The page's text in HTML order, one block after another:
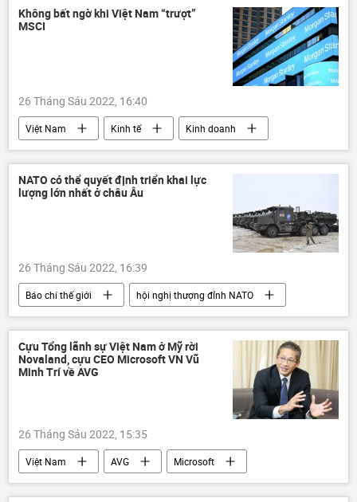
Ukraina
lực lượng vũ trang Nga
Quân sự
Không bất ngờ khi Việt Nam “trượt”
MSCI
26 Tháng Sáu 2022, 16:40
Việt Nam Kinh tế
Kinh doanh
doanh nghiệp
cổ phần hóa doanh nghiệp
đầu tư
đầu tư nước ngoài
NATO có thể quyết định triển khai lực
lượng lớn nhất ở châu Âu
26 Tháng Sáu 2022, 16:39
Báo chí thế giới
hội nghị thượng đỉnh NATO
Châu Âu
NATO
lực lượng vũ trang
Quân sự
Cựu Tổng lãnh sự Việt Nam ở Mỹ rời
Novaland, cựu CEO Microsoft VN Vũ
Minh Trí về AVG
26 Tháng Sáu 2022, 15:35
Việt Nam AVG
Microsoft
Kinh tế
Kinh doanh
công ty